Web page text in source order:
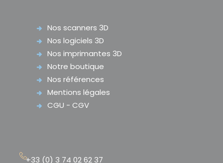
Nos scanners 3D
Nos logiciels 3D
Nos imprimantes 3D
Notre boutique
Nos références
Mentions légales
CGU - CGV
+33 (0) 3 74 02 62 37